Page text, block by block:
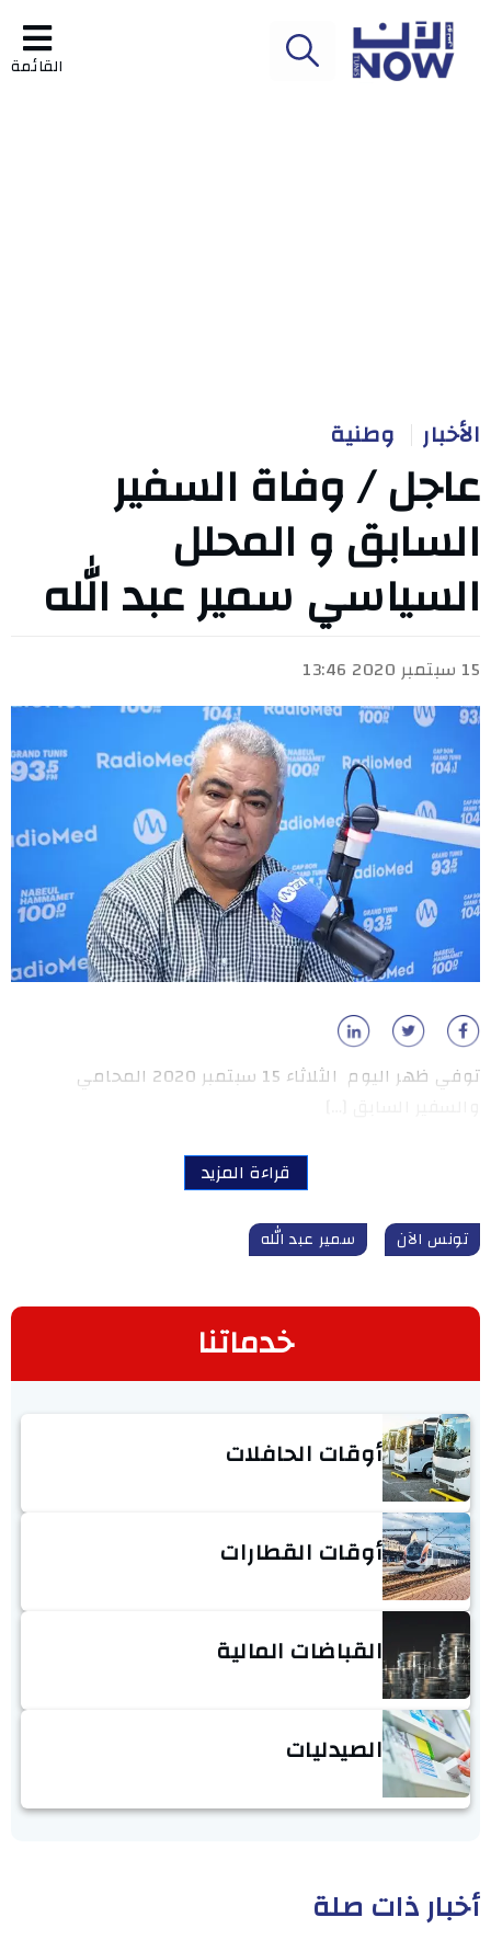
القائمة
الأخبار وطنية
عاجل / وفاة السفير
السابق و المحلل
السياسي سمير عبد الله
15 سبتمبر 2020 13:46
توفي ظهر اليوم الثلاثاء 15 سبتمبر 2020 المحامي
قراءة المزيد
تونس الآن سمير عبد الله
خدماتنا
أوقات الحافلات
أوقات القطارات
القباضات المالية
الصيدليات
أخبار ذات صلة